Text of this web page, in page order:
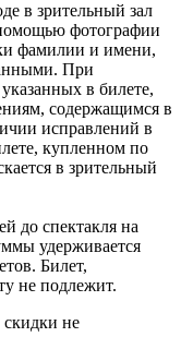
в зрительный зал
фотографии
фамилии и имени,
При
в билете,
содержащимся в
исправлений в
купленном по
в зрительный
до спектакля на
удерживается
Билет,
не подлежит.
не